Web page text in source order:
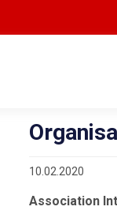
10.02.2020
Association